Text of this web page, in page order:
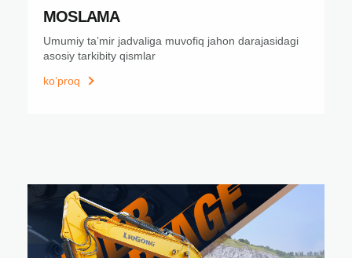
MOSLAMA
Umumiy taʼmir jadvaliga muvofiq jahon darajasidagi
asosiy tarkibity qismlar
ko’proq